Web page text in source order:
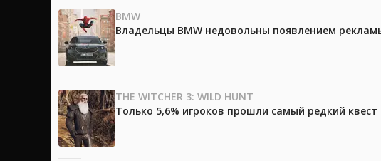
BMW
Владельцы BMW недовольны появлением
THE WITCHER 3: WILD HUNT
Только 5,6% игроков прошли самый редкий квест